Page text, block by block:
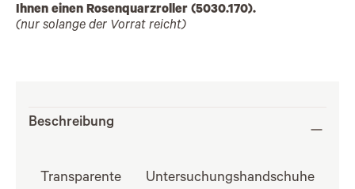
Ihnen einen Rosenquarzroller (5030.170).
(nur solange der Vorrat reicht)
Beschreibung
Transparente Untersuchungshandschuhe